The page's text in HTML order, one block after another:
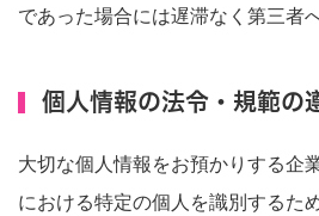
であった場合には遅滞なく第三者
個人情報の法令・規範の
大切な個人情報をお預かりする企
における特定の個人を識別するた